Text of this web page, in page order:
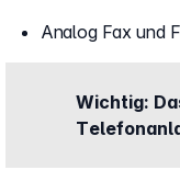
Analog Fax und
Wichtig: